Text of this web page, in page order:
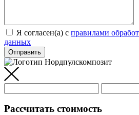
Я согласен(а) c правилами
данных
Отправить
Рассчитать стоимость